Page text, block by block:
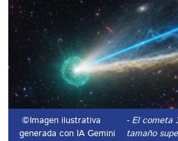
©Imagen ilustrativa
generada con IA Gemini
- El cometa
tamaño